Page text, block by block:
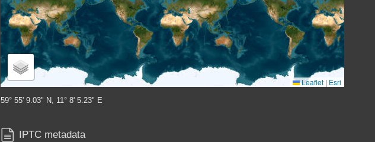
Leaflet | Esri
59° 55' 9.03" N, 11° 8' 5.23" E
 IPTC metadata